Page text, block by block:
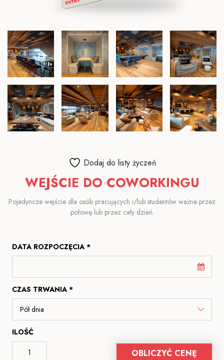
Dodaj do listy życzeń
WEJŚCIE DO COWORKINGU
Pojedyncze wejście dla osób pracujących i/lub studentów ważne przez
połowę lub przez cały dzień.
DATA ROZPOCZĘCIA *
CZAS TRWANIA *
ILOŚĆ
OBLICZYĆ CENĘ